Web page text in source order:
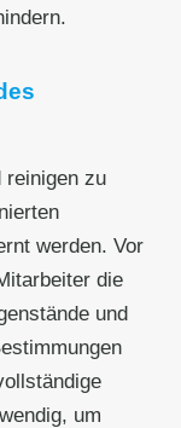
reinigen zu
werden. Vor
die
und
um